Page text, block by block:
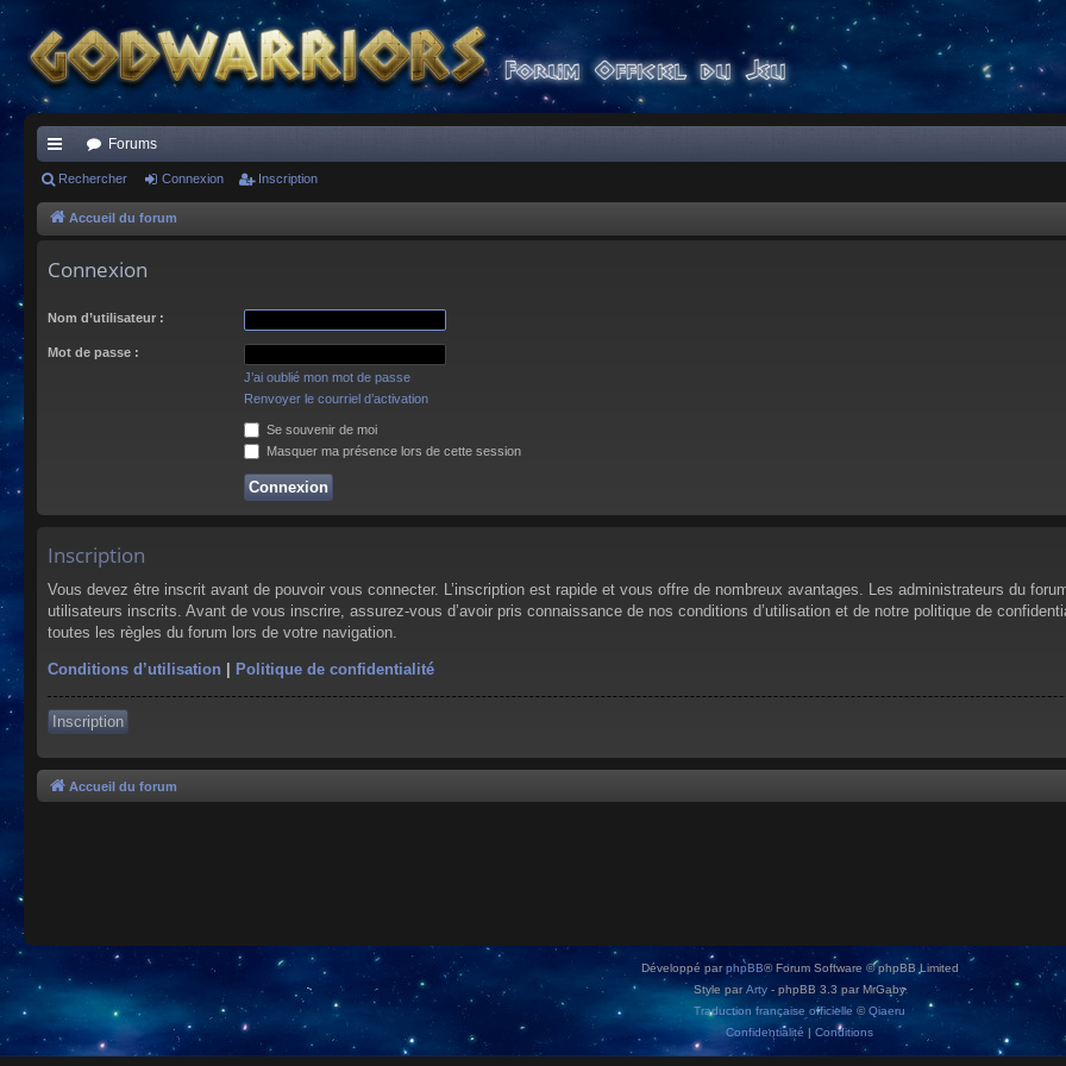
ac
co
s
Forums
Rechercher Connexion Inscription
Accueil du forum
Connexion
Nom d’utilisateur :
Mot de passe :
J’ai oublié mon mot de passe
Renvoyer le courriel d’activation
Se souvenir de moi
Masquer ma présence lors de cette session
Inscription
Vous devez être inscrit avant de pouvoir vous connecter. L’inscription est rapide et vous offre de nombreux avantages. Les administrateurs du
utilisateurs inscrits. Avant de vous inscrire, assurez-vous d’avoir pris connaissance de nos conditions d’utilisation et de notre politique de
toutes les règles du forum lors de votre navigation.
Conditions d’utilisation | Politique de confidentialité
Inscription
Accueil du forum
Développé parphpBB® Forum Software © phpBB Limited
Style par Arty - phpBB 3.3 par MrGaby
Traduction française officielle ©Qiaeru
Confidentialité | Conditions